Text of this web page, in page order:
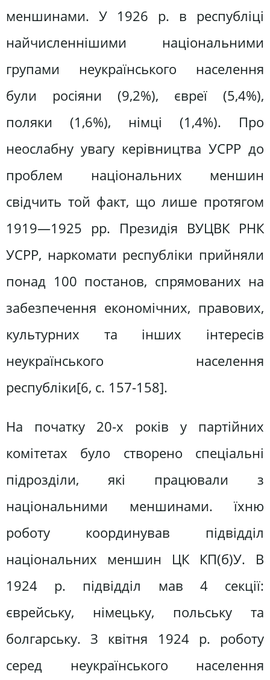
меншинами. У 1926 р. в республіці
найчисленнішими національними
групами неукраїнського населення
були росіяни (9,2%), євреї (5,4%),
поляки (1,6%), німці (1,4%). Про
неослабну увагу керівництва УСРР до
проблем національних меншин
свідчить той факт, що лише протягом
1919—1925 pp. Президія ВУЦВК РНК
УСРР, наркомати республіки прийняли
понад 100 постанов, спрямованих на
забезпечення економічних, правових,
культурних та інших інтересів
неукраїнського населення
республіки[6, c. 157-158].
На початку 20-х років у партійних
комітетах було створено спеціальні
підрозділи, які працювали з
національними меншинами. їхню
роботу координував підвідділ
національних меншин ЦК КП(б)У. В
1924 р. підвідділ мав 4 секції:
єврейську, німецьку, польську та
болгарську. З квітня 1924 р. роботу
серед неукраїнського населення